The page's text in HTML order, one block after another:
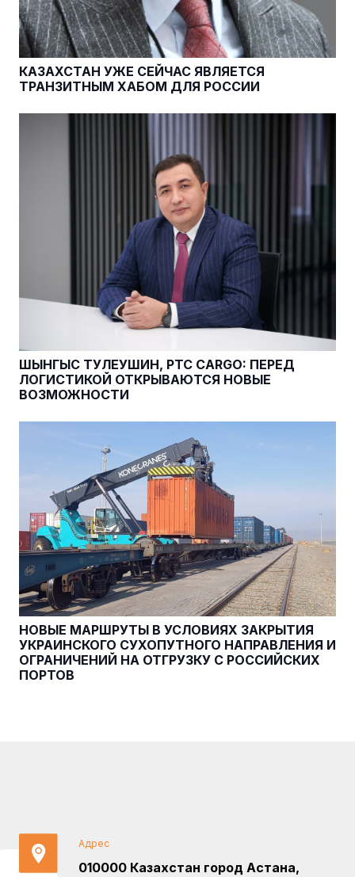
КАЗАХСТАН УЖЕ СЕЙЧАС ЯВЛЯЕТСЯ
ТРАНЗИТНЫМ ХАБОМ ДЛЯ РОССИИ
ШЫНГЫС ТУЛЕУШИН, PTC CARGO: ПЕРЕД
ЛОГИСТИКОЙ ОТКРЫВАЮТСЯ НОВЫЕ
ВОЗМОЖНОСТИ
НОВЫЕ МАРШРУТЫ В УСЛОВИЯХ ЗАКРЫТИЯ
УКРАИНСКОГО СУХОПУТНОГО НАПРАВЛЕНИЯ И
ОГРАНИЧЕНИЙ НА ОТГРУЗКУ С РОССИЙСКИХ
ПОРТОВ
Адрес
010000 Казахстан город Астана,